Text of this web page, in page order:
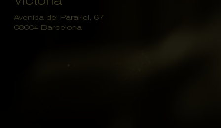
Avenida del Paral·lel, 67
08004 Barcelona